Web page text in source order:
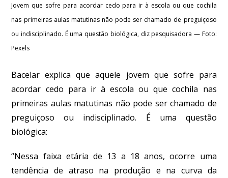
Jovem que sofre para acordar cedo para ir à escola ou que cochila
nas primeiras aulas matutinas não pode ser chamado de preguiçoso
ou indisciplinado. É uma questão biológica, diz pesquisadora — Foto:
Pexels
Bacelar explica que aquele jovem que sofre para
acordar cedo para ir à escola ou que cochila nas
primeiras aulas matutinas não pode ser chamado de
preguiçoso ou indisciplinado. É uma questão
biológica:
“Nessa faixa etária de 13 a 18 anos, ocorre uma
tendência de atraso na produção e na curva da